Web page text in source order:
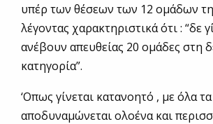
υπέρ των θέσεων των 12 ομάδων
λέγοντας χαρακτηριστικά ότι : “δε
ανέβουν απευθείας 20 ομάδες στη
κατηγορία”.
‘Οπως γίνεται κατανοητό , με όλα
αποδυναμώνεται ολοένα και